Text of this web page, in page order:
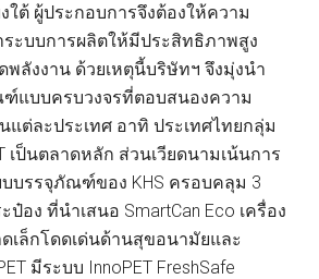
ใต้ ผู้ประกอบการจึงต้องให้ความ
ะบบการผลิตให้มีประสิทธิภาพสูง
ลังงาน ด้วยเหตุนี้บริษัทฯ จึงมุ่งนำ
แบบครบวงจรที่ตอบสนองความ
แต่ละประเทศ อาทิ ประเทศไทยกลุ่ม
ป็นตลาดหลัก ส่วนเวียดนามเน้นการ
บบรรจุภัณฑ์ของ KHS ครอบคลุม 3
อง ที่นำเสนอ SmartCan Eco เครื่อง
เล็กโดดเด่นด้านสุขอนามัยและ
มีระบบ InnoPET FreshSafe